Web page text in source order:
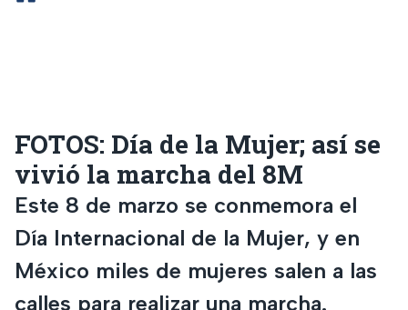
FOTOS: Día de la Mujer; así se
vivió la marcha del 8M
Este 8 de marzo se conmemora el
Día Internacional de la Mujer, y en
México miles de mujeres salen a las
calles para realizar una marcha.